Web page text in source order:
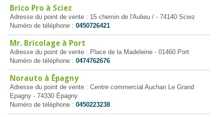
Brico Pro à Sciez
Adresse du point de vente : 15 chemin de l'Aulieu / - 74140 Sciez
Numéro de téléphone : 0450726421
Mr. Bricolage à Port
Adresse du point de vente : Place de la Madeleine - 01460 Port
Numéro de téléphone : 0474762676
Norauto à Épagny
Adresse du point de vente : Centre commercial Auchan Le Grand
Epagny - 74330 Épagny
Numéro de téléphone : 0450223238